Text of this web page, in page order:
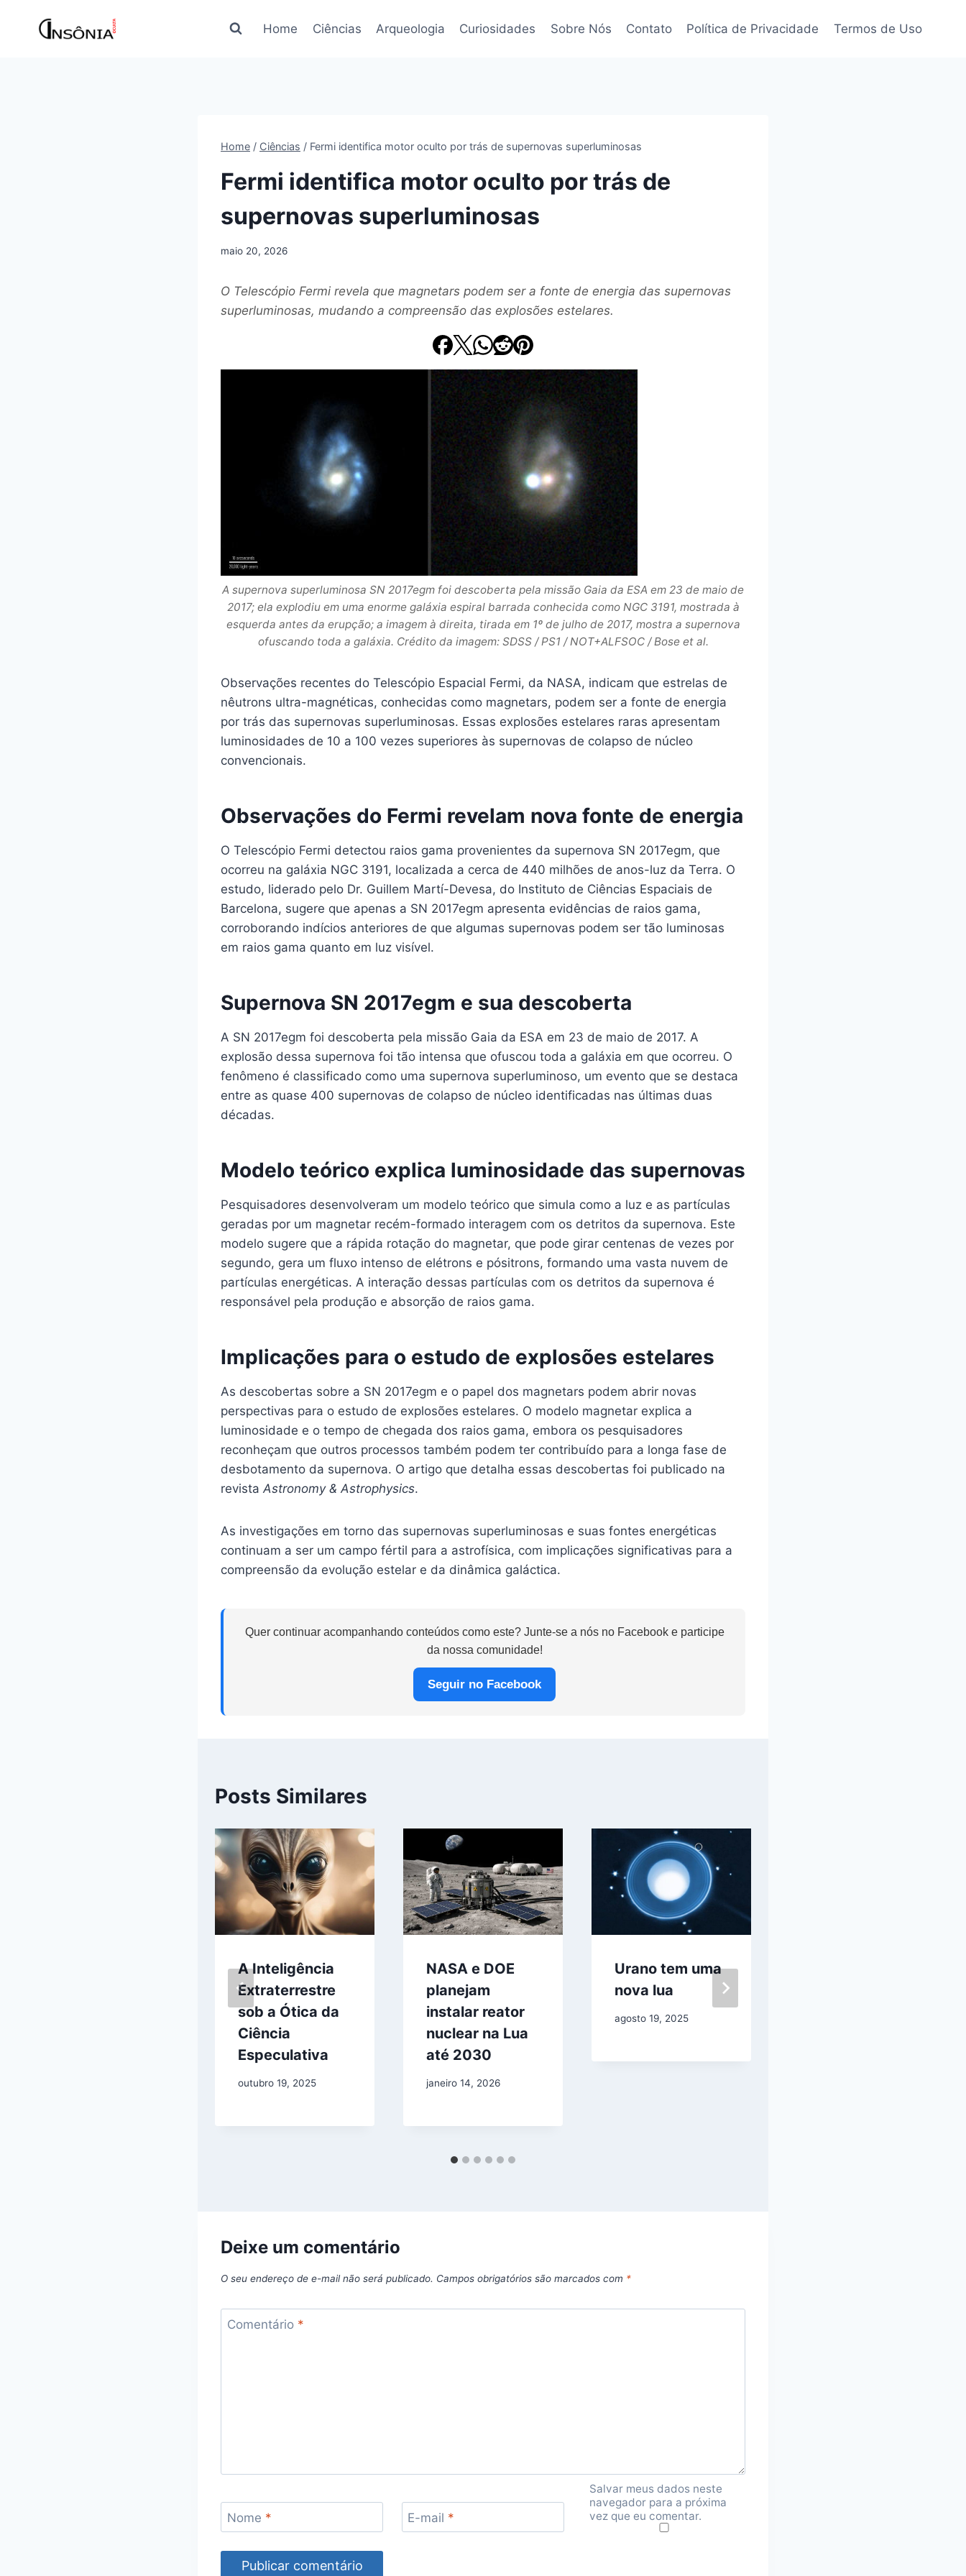
Home Ciências Arqueologia Curiosidades Sobre Nós Contato Política de Privacidade Termos de Uso
Home / Ciências / Fermi identifica motor oculto por trás de supernovas superluminosas
Fermi identifica motor oculto por trás de
supernovas superluminosas
maio 20, 2026
O Telescópio Fermi revela que magnetars podem ser a fonte de energia das supernovas
superluminosas, mudando a compreensão das explosões estelares.
A supernova superluminosa SN 2017egm foi descoberta pela missão Gaia da ESA em 23 de maio de
2017; ela explodiu em uma enorme galáxia espiral barrada conhecida como NGC 3191, mostrada à
esquerda antes da erupção; a imagem à direita, tirada em 1º de julho de 2017, mostra a supernova
ofuscando toda a galáxia. Crédito da imagem: SDSS / PS1 / NOT+ALFSOC / Bose et al.
Observações recentes do Telescópio Espacial Fermi, da NASA, indicam que estrelas de
nêutrons ultra-magnéticas, conhecidas como magnetars, podem ser a fonte de energia
por trás das supernovas superluminosas. Essas explosões estelares raras apresentam
luminosidades de 10 a 100 vezes superiores às supernovas de colapso de núcleo
convencionais.
Observações do Fermi revelam nova fonte de energia
O Telescópio Fermi detectou raios gama provenientes da supernova SN 2017egm, que
ocorreu na galáxia NGC 3191, localizada a cerca de 440 milhões de anos-luz da Terra. O
estudo, liderado pelo Dr. Guillem Martí-Devesa, do Instituto de Ciências Espaciais de
Barcelona, sugere que apenas a SN 2017egm apresenta evidências de raios gama,
corroborando indícios anteriores de que algumas supernovas podem ser tão luminosas
em raios gama quanto em luz visível.
Supernova SN 2017egm e sua descoberta
A SN 2017egm foi descoberta pela missão Gaia da ESA em 23 de maio de 2017. A
explosão dessa supernova foi tão intensa que ofuscou toda a galáxia em que ocorreu. O
fenômeno é classificado como uma supernova superluminoso, um evento que se destaca
entre as quase 400 supernovas de colapso de núcleo identificadas nas últimas duas
décadas.
Modelo teórico explica luminosidade das supernovas
Pesquisadores desenvolveram um modelo teórico que simula como a luz e as partículas
geradas por um magnetar recém-formado interagem com os detritos da supernova. Este
modelo sugere que a rápida rotação do magnetar, que pode girar centenas de vezes por
segundo, gera um fluxo intenso de elétrons e pósitrons, formando uma vasta nuvem de
partículas energéticas. A interação dessas partículas com os detritos da supernova é
responsável pela produção e absorção de raios gama.
Implicações para o estudo de explosões estelares
As descobertas sobre a SN 2017egm e o papel dos magnetars podem abrir novas
perspectivas para o estudo de explosões estelares. O modelo magnetar explica a
luminosidade e o tempo de chegada dos raios gama, embora os pesquisadores
reconheçam que outros processos também podem ter contribuído para a longa fase de
desbotamento da supernova. O artigo que detalha essas descobertas foi publicado na
revista Astronomy & Astrophysics.
As investigações em torno das supernovas superluminosas e suas fontes energéticas
continuam a ser um campo fértil para a astrofísica, com implicações significativas para a
compreensão da evolução estelar e da dinâmica galáctica.
Quer continuar acompanhando conteúdos como este? Junte-se a nós no Facebook e participe
da nossa comunidade!
Seguir no Facebook
Posts Similares
A Inteligência
Extraterrestre
sob a Ótica da
Ciência
Especulativa
outubro 19, 2025
NASA e DOE
planejam
instalar reator
nuclear na Lua
até 2030
janeiro 14, 2026
Urano tem uma
nova lua
agosto 19, 2025
Deixe um comentário
O seu endereço de e-mail não será publicado. Campos obrigatórios são marcados com *
Comentário *
Nome * E-mail *
Salvar meus dados neste
navegador para a próxima
vez que eu comentar.